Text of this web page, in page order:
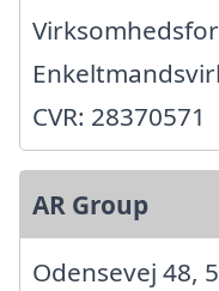
CVR: 28370571
AR Group
Odensevej 48,